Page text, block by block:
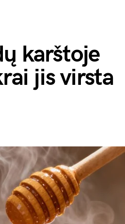
karštoje
jis virsta